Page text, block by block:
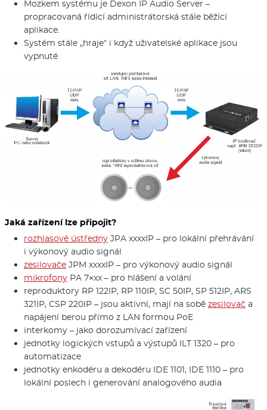
Mozkem systému je Dexon IP Audio Server –
propracovaná řídící administrátorská stále běžící
aplikace.
Systém stále „hraje“ i když uživatelské aplikace jsou
vypnuté
Jaká zařízení lze připojit?
rozhlasové ústředny JPA xxxxIP – pro lokální přehrávání
i výkonový audio signál
zesilovače JPM xxxxIP – pro výkonový audio signál
mikrofony PA 7×xx – pro hlášení a volání
reproduktory RP 122IP, RP 110IP, SC 50IP, SP 512IP, ARS
321IP, CSP 220IP – jsou aktivní, mají na sobě zesilovač a
napájení berou přímo z LAN formou PoE
interkomy – jako dorozumívací zařízení
jednotky logických vstupů a výstupů ILT 1320 – pro
automatizace
jednotky enkodéru a dekodéru IDE 1101, IDE 1110 – pro
lokální poslech i generování analogového audia